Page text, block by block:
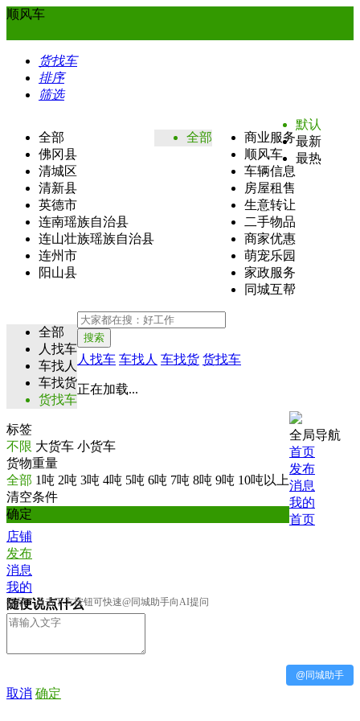
顺风车
货找车
排序
筛选
全部
佛冈县
清城区
清新县
英德市
连南瑶族自治县
连山壮族瑶族自治县
连州市
阳山县
全部
商业服务
顺风车
车辆信息
房屋租售
生意转让
二手物品
商家优惠
萌宠乐园
家政服务
同城互帮
全部
人找车
车找人
车找货
货找车
默认
最新
最热
标签
不限 大货车 小货车
货物重量
全部 1吨 2吨 3吨 4吨 5吨 6吨 7吨 8吨 9吨 10吨以上
清空条件
确定
搜索
人找车 车找人 车找货 货找车
正在加载...
全局导航
首页
发布
消息
我的
首页
店铺
发布
消息
我的
随便说点什么
提示：点击下方按钮可快速@同城助手向AI提问
@同城助手
取消 确定